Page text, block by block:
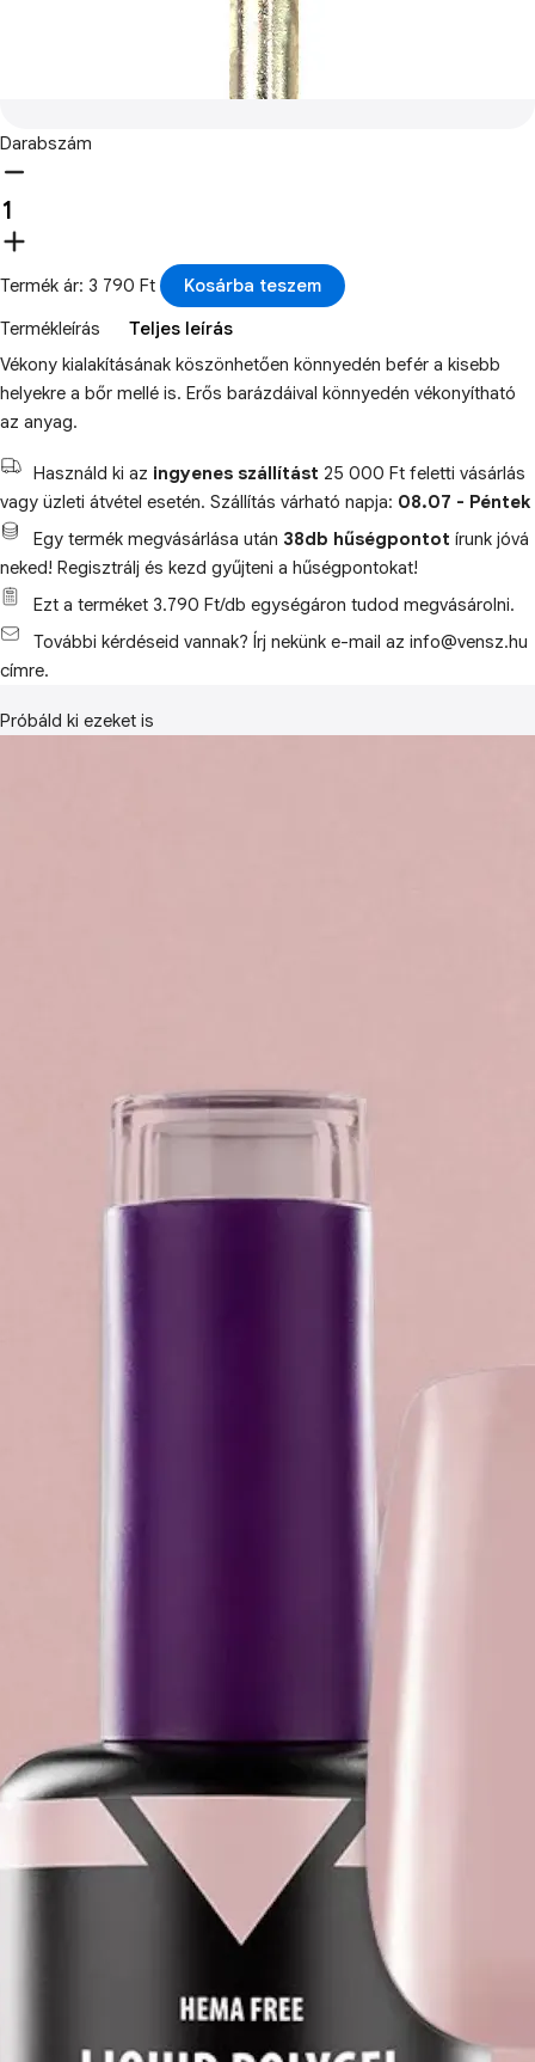
Darabszám
Termék ár: 3 790 Ft
Kosárba teszem
Termékleírás
Teljes leírás
Vékony kialakításának köszönhetően könnyedén befér a kisebb
helyekre a bőr mellé is. Erős barázdáival könnyedén vékonyítható
az anyag.
Használd ki az ingyenes szállítást 25 000 Ft feletti vásárlás
vagy üzleti átvétel esetén. Szállítás várható napja: 08.07 - Péntek
Egy termék megvásárlása után 38db hűségpontot írunk jóvá
neked! Regisztrálj és kezd gyűjteni a hűségpontokat!
Ezt a terméket 3.790 Ft/db egységáron tudod megvásárolni.
További kérdéseid vannak? Írj nekünk e-mail az info@vensz.hu
címre.
Próbáld ki ezeket is